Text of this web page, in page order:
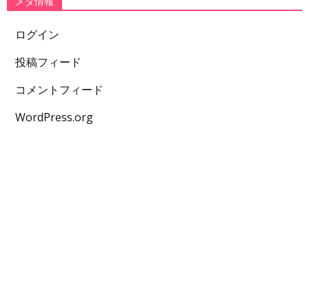
ログイン
投稿フィード
コメントフィード
WordPress.org